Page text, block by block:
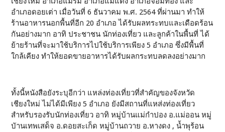
อำเภอดอยเต่า เมื่อวันที่ 6 ธันวาคม พ.ศ. 2564 ที่ผ่านมา ทำให้
ร้านอาหารนอกพื้นที่อีก 20 อำเภอ ได้รับผลทระทบและเดือดร้อน
กันอย่างมาก อาทิ ประชาชน นักท่องเที่ยว และลูกค้าในพื้นที่ ได้
ย้ายร้านที่จะมาใช้บริการไปใช้บริการเพียง 5 อำเภอ ซึ่งมีพื้นที่
ใกล้เคียง ทำให้ยอดขายอาหารได้รับผลกระทบลดลงอย่างมาก
ทั้งนี้หนังสือยังระบุอีกว่า แหล่งท่องเที่ยวที่สำคัญของจังหวัด
เชียงใหม่ ไม่ได้มีเพียง 5 อำเภอ ยังมีสถานที่แหส่งท่องเที่ยว
สำหรับรองรับนักท่องเที่ยว อาทิ หมู่บ้านแม่กำปอง อ.แม่ออน หมู่
บัานเทพเสด็จ อ.ดอยสะเก็ด หมู่บ้านถวาย อ.หางดง , น้ำพุร้อน